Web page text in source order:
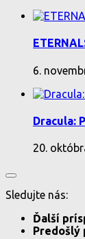
6.
Dracula:
20.
Sledujte nás:
Ďalší
Predošlý